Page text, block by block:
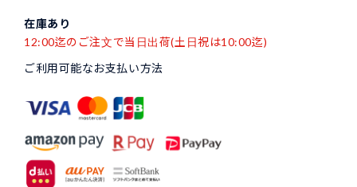
在庫あり
12:00迄のご注文で当日出荷(土日祝は10:00迄)
ご利用可能なお支払い方法